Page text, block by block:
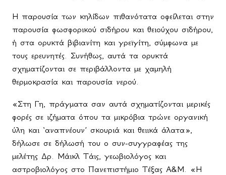
Η παρουσία των κηλίδων πιθανότατα οφείλεται στην
παρουσία φωσφορικού σιδήρου και θειούχου σιδήρου,
ή στα ορυκτά βιβιανίτη και γρεϊγίτη, σύμφωνα με
τους ερευνητές. Συνήθως, αυτά τα ορυκτά
σχηματίζονται σε περιβάλλοντα με χαμηλή
θερμοκρασία και παρουσία νερού.
«Στη Γη, πράγματα σαν αυτά σχηματίζονται μερικές
φορές σε ιζήματα όπου τα μικρόβια τρώνε οργανική
ύλη και ‘αναπνέουν’ σκουριά και θειικά άλατα»,
δήλωσε σε δήλωσή του ο συν-συγγραφέας της
μελέτης Δρ. Μάικλ Τάις, γεωβιολόγος και
αστροβιολόγος στο Πανεπιστήμιο Τέξας A&M. «Η